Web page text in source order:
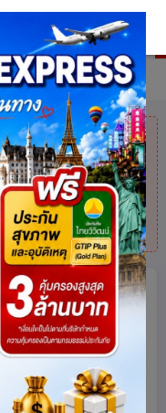
ดแล้วค่ะแต่ไม่
ล้ายกันได้ที่
ตรีย – เชก
IN แล้วไม่
4 คืน โดยสาย
(TK)